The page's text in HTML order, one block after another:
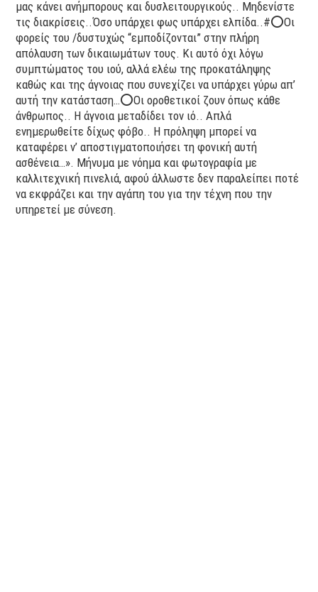
μας κάνει ανήμπορους και δυσλειτουργικούς.. Μηδενίστε
τις διακρίσεις..Όσο υπάρχει φως υπάρχει ελπίδα..#⭕️Οι
φορείς του /δυστυχώς “εμποδίζονται” στην πλήρη
απόλαυση των δικαιωμάτων τους. Κι αυτό όχι λόγω
συμπτώματος του ιού, αλλά ελέω της προκατάληψης
καθώς και της άγνοιας που συνεχίζει να υπάρχει γύρω απ’
αυτή την κατάσταση…⭕️Οι οροθετικοί ζουν όπως κάθε
άνθρωπος.. Η άγνοια μεταδίδει τον ιό.. Απλά
ενημερωθείτε δίχως φόβο.. Η πρόληψη μπορεί να
καταφέρει ν’ αποστιγματοποιήσει τη φονική αυτή
ασθένεια…». Μήνυμα με νόημα και φωτογραφία με
καλλιτεχνική πινελιά, αφού άλλωστε δεν παραλείπει ποτέ
να εκφράζει και την αγάπη του για την τέχνη που την
υπηρετεί με σύνεση.